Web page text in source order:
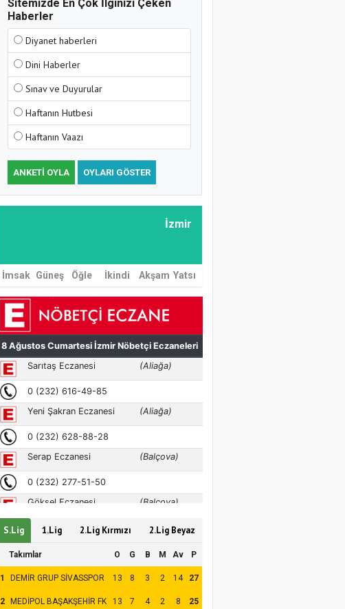
Sitemizde En Çok İlginizi Çeken
Haberler
Diyanet haberleri
Dini Haberler
Sınav ve Duyurular
Haftanın Hutbesi
Haftanın Vaazı
ANKETI OYLA OYLARI GÖSTER
İzmir
İmsak Güneş Öğle İkindi Akşam Yatsı
S.Lig 1.Lig 2.Lig Kırmızı 2.Lig Beyaz
Takımlar O G B M Av P
1 DEMİR GRUP SİVASSPOR 13 8 3 2 14 27
2 MEDİPOL BAŞAKŞEHİR FK 13 7 4 2 8 25